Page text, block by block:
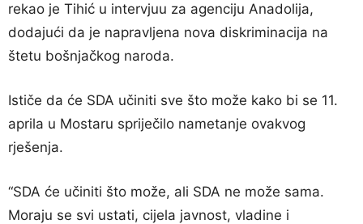
rekao je Tihić u intervjuu za agenciju Anadolija,
dodajući da je napravljena nova diskriminacija na
štetu bošnjačkog naroda.
Ističe da će SDA učiniti sve što može kako bi se 11.
aprila u Mostaru spriječilo nametanje ovakvog
rješenja.
“SDA će učiniti što može, ali SDA ne može sama.
Moraju se svi ustati, cijela javnost, vladine i